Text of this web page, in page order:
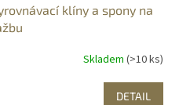
klíny a spony na
Skladem (>10 ks)
DETAIL